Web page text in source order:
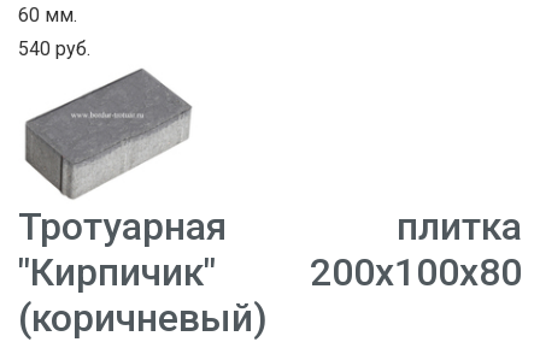
60 мм.
540 руб.
Тротуарная плитка
"Кирпичик" 200х100х80
(коричневый)